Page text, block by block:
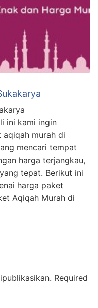
ini kami ingin
aqiqah murah di
mencari tempat
harga terjangkau,
tepat. Berikut ini
harga paket
Aqiqah Murah di
Required